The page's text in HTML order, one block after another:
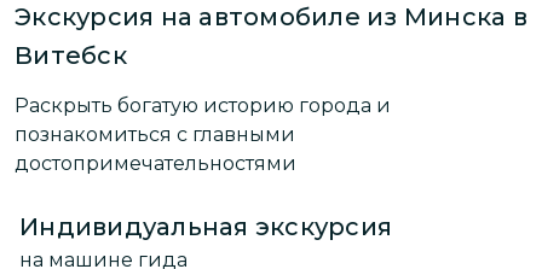
Экскурсия на автомобиле из Минска в
Витебск
Раскрыть богатую историю города и
познакомиться с главными
достопримечательностями
Индивидуальная экскурсия
на машине гида